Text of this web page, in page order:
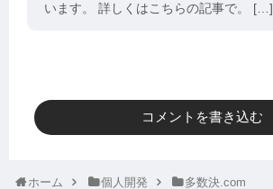
います。 詳しくはこちらの記事で。 […]
コメントを書き込む
ホーム 個人開発 多数決.com